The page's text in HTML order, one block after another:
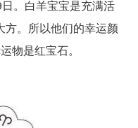
。白羊宝宝是充满活
方。所以他们的幸运颜
物是红宝石。